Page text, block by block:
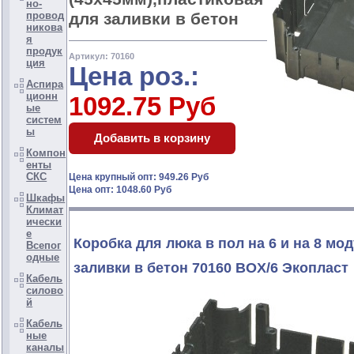
но-
провод
никова
я
продук
ция
Аспира
ционн
ые
систем
ы
Компон
енты
СКС
Шкафы
Климат
ически
е
Всепог
одные
Кабель
силово
й
Кабель
ные
каналы
для заливки в бетон
Артикул: 70160
Цена роз.:
1092.75 Руб
Цена крупный опт: 949.26 Руб
Цена опт: 1048.60 Руб
Коробка для люка в пол на 6 и на 8
заливки в бетон 70160 BOX/6 Экопласт